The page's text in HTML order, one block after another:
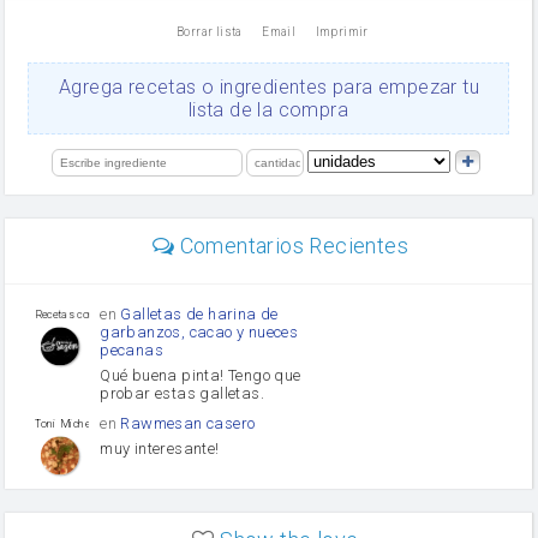
Ajos
orégano
limón
Borrar lista Email Imprimir
Agrega recetas o ingredientes para empezar tu
lista de la compra
Comentarios Recientes
Recetas con sazon
en Galletas de harina de
garbanzos, cacao y nueces
pecanas
Qué buena pinta! Tengo que
probar estas galletas.
Toni Michel Caubet
en Rawmesan casero
muy interesante!
enLasaña casera fácil y